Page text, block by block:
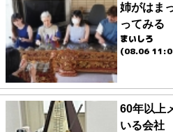
姉がはま
ってみる
まいしろ
(08.06
60年以上
いる会社